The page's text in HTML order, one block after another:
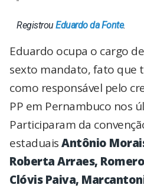
Registrou Eduardo da Fonte.
Eduardo ocupa o cargo
sexto mandato, fato que
como responsável pelo
PP em Pernambuco nos
Participaram da
estaduaisAntônio
Roberta Arraes,
Clóvis Paiva,